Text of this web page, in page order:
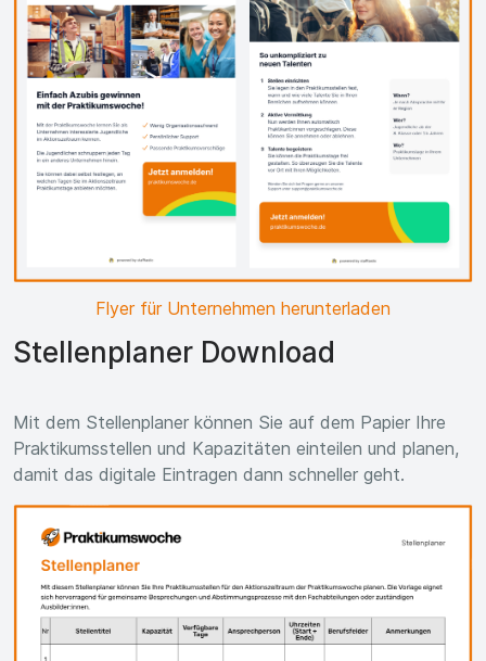
Flyer für Unternehmen herunterladen
Stellenplaner Download
Mit dem Stellenplaner können Sie auf dem Papier Ihre
Praktikumsstellen und Kapazitäten einteilen und planen,
damit das digitale Eintragen dann schneller geht.